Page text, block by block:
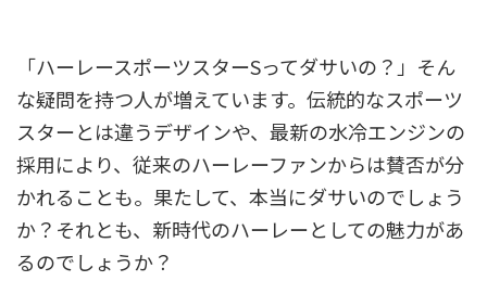
「ハーレースポーツスターSってダサいの？」そん
な疑問を持つ人が増えています。伝統的なスポーツ
スターとは違うデザインや、最新の水冷エンジンの
採用により、従来のハーレーファンからは賛否が分
かれることも。果たして、本当にダサいのでしょう
か？それとも、新時代のハーレーとしての魅力があ
るのでしょうか？